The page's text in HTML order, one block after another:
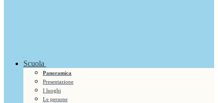
Scuola
Panoramica
Presentazione
I luoghi
Le persone